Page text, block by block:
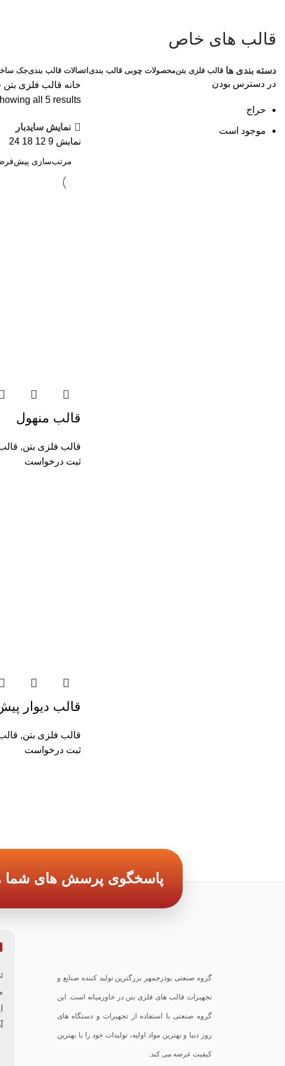
قالب های خاص
دسته بندی ها قالب فلزی بتنمحصولات چوبی قالب بندی اتصالات قالب بندیجک
در دسترس بودن
حراج
موجود است
خانه قالب فلزی بتن
all 5 results
نمایش سایدبار
نمایش9
12
18
24
قالب منهول
قالب فلزی بتن,
ثبت درخواست
قالب دیوار
قالب فلزی بتن,
ثبت درخواست
پاسخگوی پرسش های شما
گروه صنعتی بوذرجمهر بزرگترین تولید کننده صنایع و
تجهیزات قالب های فلزی بتن در خاورمیانه است. این
گروه صنعتی با استفاده از تجهیزات و دستگاه های
روز دنیا و بهترین مواد اولیه، تولیدات خود را با بهترین
کیفیت عرضه می کند.